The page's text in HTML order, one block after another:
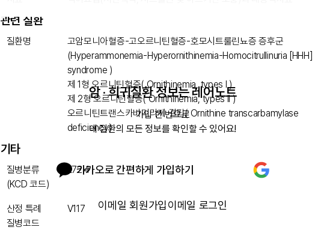
관련 질환
질환명
고암모니아혈증-고오르니틴혈증-호모시트룰린뇨증 증후군
(Hyperammonemia-Hyperornithinemia-Homocitrullinuria [HHH]
syndrome )
제 1형 오르니틴혈증( Ornithinemia, types I )
제 2형 오르니틴혈증( Ornithinemia, types II )
오르니틴트랜스카바미라제 결핍( Ornithine transcarbamylase
deficiency)
기타
질병분류
(KCD 코드)
E72.4
산정 특례
질병코드
V117
암 · 희귀질환 정보는 레어노트
가입 한 번으로
내 질환의 모든 정보를 확인할 수 있어요!
카카오로 간편하게 가입하기
이메일 회원가입이메일 로그인